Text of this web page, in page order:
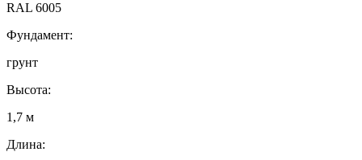
RAL 6005
Фундамент:
грунт
Высота:
1,7 м
Длина: